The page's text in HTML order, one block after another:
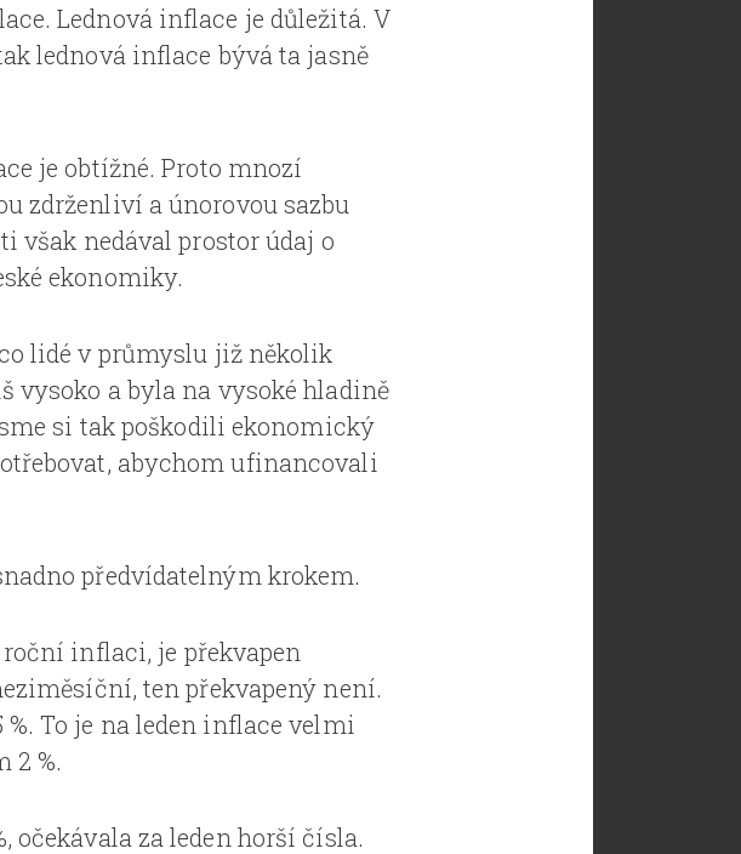
Lednová inflace je důležitá. V
lednová inflace bývá ta jasně
je obtížné. Proto mnozí
zdrženliví a únorovou sazbu
však nedával prostor údaj o
ekonomiky.
lidé v průmyslu již několik
vysoko a byla na vysoké hladině
si tak poškodili ekonomický
abychom ufinancovali
předvídatelným krokem.
inflaci, je překvapen
ten překvapený není.
To je na leden inflace velmi
2 %.
očekávala za leden horší čísla.